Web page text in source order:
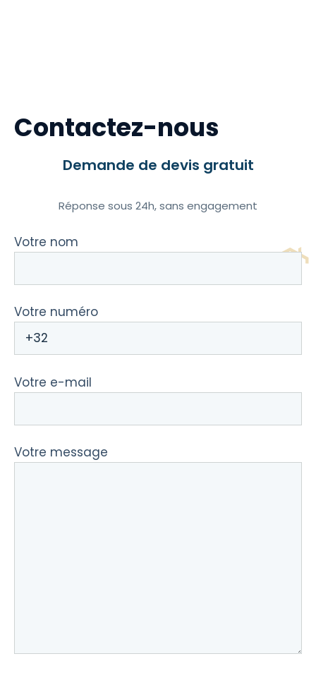
Contactez-nous
Demande de devis gratuit
Réponse sous 24h, sans engagement
Votre nom
Votre numéro
Votre e-mail
Votre message